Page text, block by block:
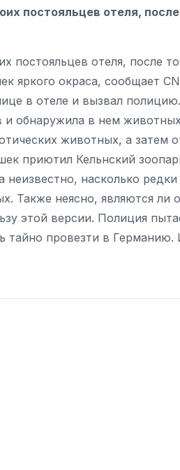
постояльцев отеля,
постояльцев отеля, после
яркого окраса, сообщает
в отеле и вызвал
и обнаружила в нем
животных, а затем
приютил Кельнский
насколько
Также неясно, являются ли
этой версии. Полиция
тайно провезти в Германию.